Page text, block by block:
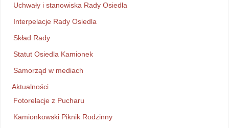
Uchwały i stanowiska Rady Osiedla
Interpelacje Rady Osiedla
Skład Rady
Statut Osiedla Kamionek
Samorząd w mediach
Aktualności
Fotorelacje z Pucharu
Kamionkowski Piknik Rodzinny